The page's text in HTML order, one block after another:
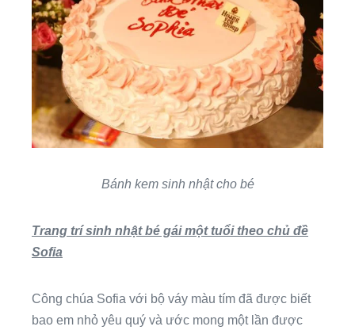
Bánh kem sinh nhật cho bé
Trang trí sinh nhật bé gái một tuổi theo chủ đề
Sofia
Công chúa Sofia với bộ váy màu tím đã được biết
bao em nhỏ yêu quý và ước mong một lần được